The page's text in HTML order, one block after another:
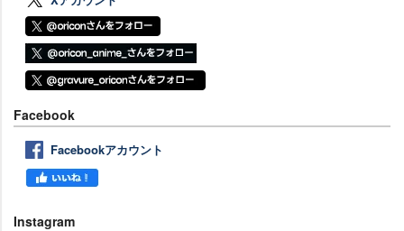
Facebook
Facebookアカウント
Instagram